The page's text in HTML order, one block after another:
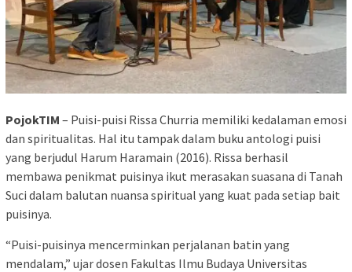
PojokTIM – Puisi-puisi Rissa Churria memiliki kedalaman emosi
dan spiritualitas. Hal itu tampak dalam buku antologi puisi
yang berjudul Harum Haramain (2016). Rissa berhasil
membawa penikmat puisinya ikut merasakan suasana di Tanah
Suci dalam balutan nuansa spiritual yang kuat pada setiap bait
puisinya.
“Puisi-puisinya mencerminkan perjalanan batin yang
mendalam,” ujar dosen Fakultas Ilmu Budaya Universitas